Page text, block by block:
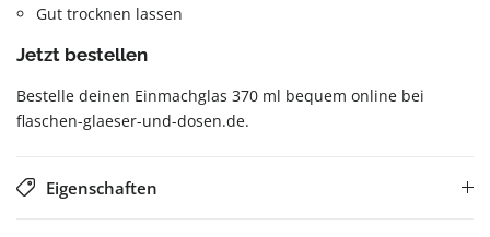
Gut trocknen lassen
Jetzt bestellen
Bestelle deinen Einmachglas 370 ml bequem online bei
flaschen-glaeser-und-dosen.de.
Eigenschaften